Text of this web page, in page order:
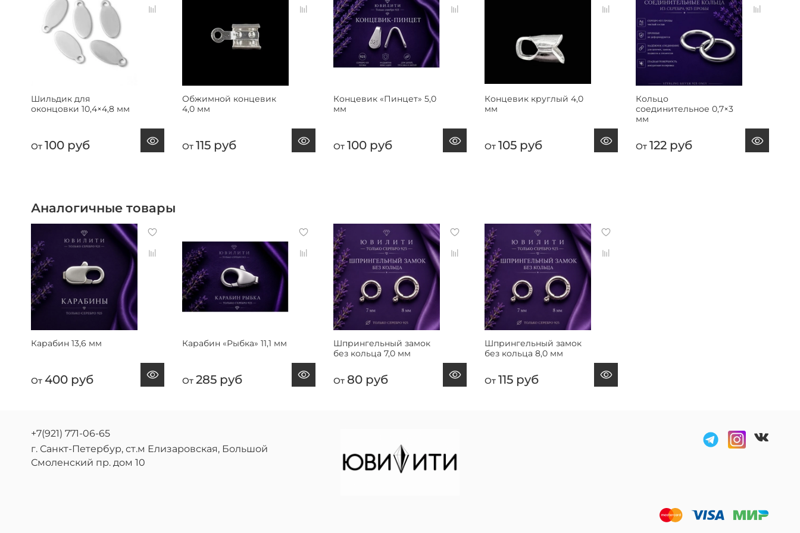
Шильдик для
оконцовки 10,4×4,8 мм
От 100 руб
Обжимной концевик
4,0 мм
От 115 руб
Концевик «Пинцет» 5,0
мм
От 100 руб
Концевик круглый 4,0
мм
От 105 руб
Кольцо
соединительное 0,7×3
мм
От 122 руб
Аналогичные товары
Карабин 13,6 мм
От 400 руб
Карабин «Рыбка» 11,1 мм
От 285 руб
Шпрингельный замок
без кольца 7,0 мм
От 80 руб
Шпрингельный замок
без кольца 8,0 мм
От 115 руб
+7(921) 771-06-65
г. Санкт-Петербур, ст.м Елизаровская, Большой
Смоленский пр. дом 10